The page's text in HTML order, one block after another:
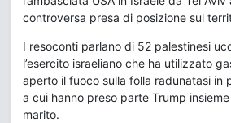
controversa presa di posizione sul
I resoconti parlano di 52 palestinesi
l’esercito israeliano che ha utilizzato
aperto il fuoco sulla folla radunatasi in
a cui hanno preso parte Trump
marito.